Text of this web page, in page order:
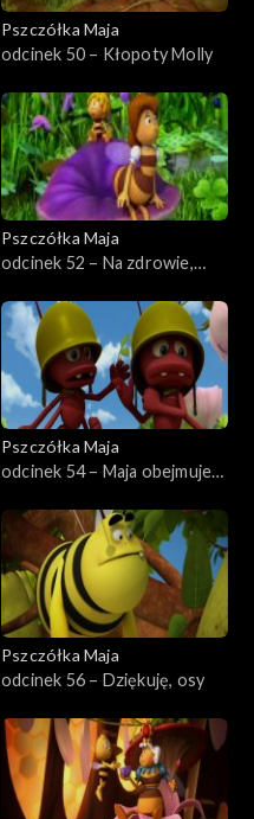
Pszczółka Maja
odcinek 50 – Kłopoty Molly
Pszczółka Maja
odcinek 52 – Na zdrowie,
Pszczółka Maja
odcinek 54 – Maja obejmuje
Pszczółka Maja
odcinek 56 – Dziękuję, osy